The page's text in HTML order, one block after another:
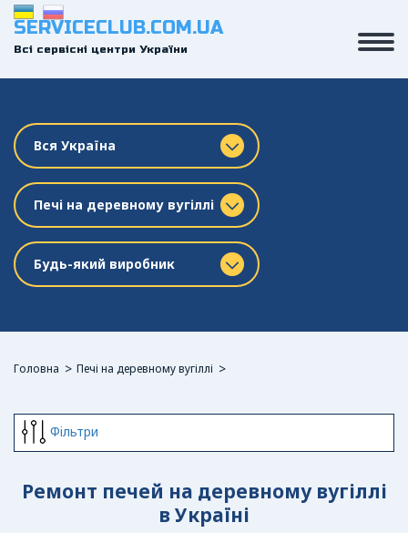
SERVICECLUB.COM.UA
Всі сервісні центри України
Вся Україна
Печі на деревному вугіллі
Будь-який виробник
Головна Печі на деревному вугіллі
Фiльтри
Ремонт печей на деревному вугіллі
в Україні